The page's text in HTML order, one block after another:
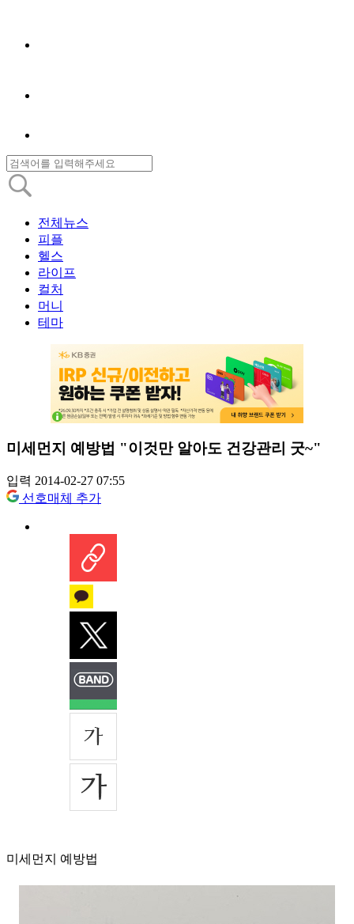
전체뉴스
피플
헬스
라이프
컬처
머니
테마
미세먼지 예방법 "이것만 알아도 건강관리 굿~"
입력 2014-02-27 07:55
선호매체 추가
미세먼지 예방법